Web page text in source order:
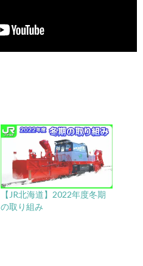
【JR北海道】2022年度冬期
の取り組み